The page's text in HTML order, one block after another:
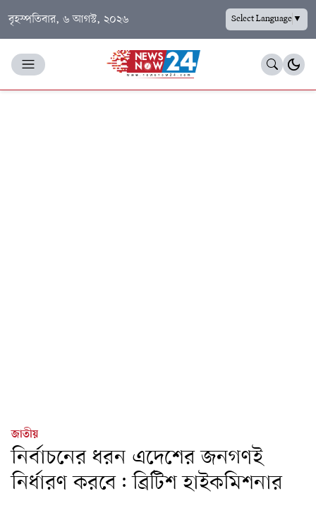
বৃহস্পতিবার, ৬ আগস্ট, ২০২৬ Select Language▼
জাতীয়
নির্বাচনের ধরন এদেশের জনগণই
নির্ধারণ করবে: ব্রিটিশ হাইকমিশনার